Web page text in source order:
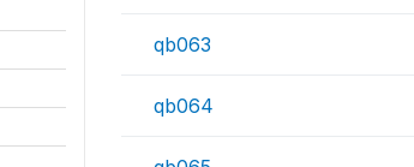
qb063
qb064